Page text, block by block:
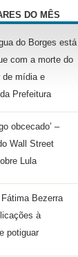
DO MÊS
do Borges está
com a morte do
de mídia e
Prefeitura
obcecado’ –
Wall Street
Lula
Bezerra
à
potiguar